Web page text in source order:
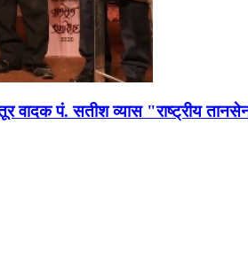
वादक पं. सतीश व्यास "राष्ट्रीय